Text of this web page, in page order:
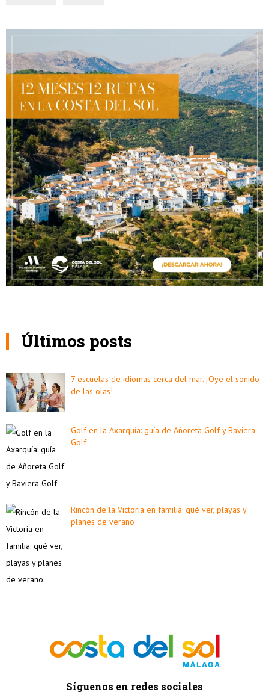
Últimos posts
7 escuelas de idiomas cerca del mar. ¡Oye el sonido
de las olas!
Golf en la Axarquía: guía de Añoreta Golf y Baviera
Golf
Rincón de la Victoria en familia: qué ver, playas y
planes de verano
Síguenos en redes sociales